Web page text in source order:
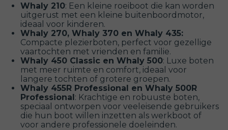
Whaly 210: Een kleine roeiboot die kan worden
uitgerust met een kleine buitenboordmotor,
ideaal voor kinderen.
Whaly 270, Whaly 370 en Whaly 435:
Compacte plezierboten, perfect voor gezellige
vaartochten met vrienden en familie.
Whaly 450 Classic en Whaly 500: Luxe boten
met meer ruimte en comfort, ideaal voor
langere tochten of grotere groepen.
Whaly 455R Professional en Whaly 500R
Professional: Krachtige en robuuste boten,
speciaal ontworpen voor veeleisende gebruikers
die hun boot willen inzetten als werkboot of
voor andere professionele doeleinden.